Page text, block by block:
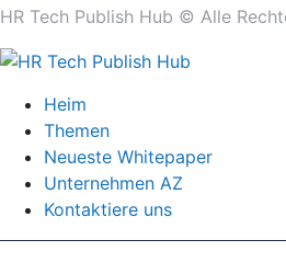
HR Tech Publish Hub © Alle
Heim
Themen
Neueste Whitepaper
Unternehmen AZ
Kontaktiere uns